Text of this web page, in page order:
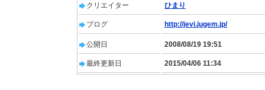
クリエイター ひまり
ブログ http://jevi.jugem.jp/
公開日 2008/08/19 19:51
最終更新日 2015/04/06 11:34